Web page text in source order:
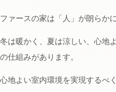
ファースの家は「人」が朗らか
冬は暖かく、夏は涼しい、心地
の仕組みがあります。
心地よい室内環境を実現するべ